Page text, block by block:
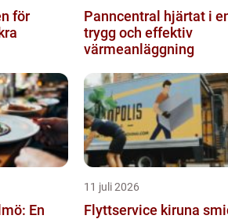
Panncentral hjärtat i en
trygg och effektiv
värmeanläggning
En
11 juli 2026
Flyttservice kiruna smidig